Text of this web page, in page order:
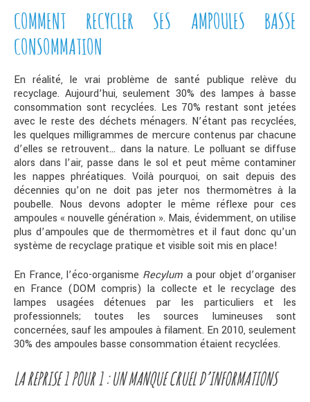
COMMENT RECYCLER SES AMPOULES BASSE
CONSOMMATION
En réalité, le vrai problème de santé publique relève du
recyclage. Aujourd’hui, seulement 30% des lampes à basse
consommation sont recyclées. Les 70% restant sont jetées
avec le reste des déchets ménagers. N’étant pas recyclées,
les quelques milligrammes de mercure contenus par chacune
d’elles se retrouvent… dans la nature. Le polluant se diffuse
alors dans l’air, passe dans le sol et peut même contaminer
les nappes phréatiques. Voilà pourquoi, on sait depuis des
décennies qu’on ne doit pas jeter nos thermomètres à la
poubelle. Nous devons adopter le même réflexe pour ces
ampoules « nouvelle génération ». Mais, évidemment, on utilise
plus d’ampoules que de thermomètres et il faut donc qu’un
système de recyclage pratique et visible soit mis en place!
En France, l’éco-organisme Recylum a pour objet d’organiser
en France (DOM compris) la collecte et le recyclage des
lampes usagées détenues par les particuliers et les
professionnels; toutes les sources lumineuses sont
concernées, sauf les ampoules à filament. En 2010, seulement
30% des ampoules basse consommation étaient recyclées.
LA REPRISE 1 POUR 1 : UN MANQUE CRUEL D’INFORMATIONS